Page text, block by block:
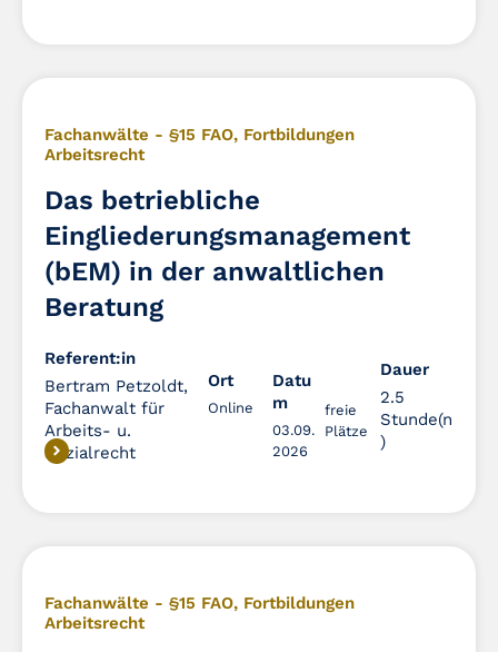
Fachanwälte - §15 FAO, Fortbildungen
Arbeitsrecht
Das betriebliche
Eingliederungsmanagement
(bEM) in der anwaltlichen
Beratung
Referent:in
Bertram Petzoldt,
Fachanwalt für
Arbeits- u.
Sozialrecht
Ort
Online
Datu
m
03.09.
2026
freie
Plätze
Dauer
2.5
Stunde(n
)
Fachanwälte - §15 FAO, Fortbildungen
Arbeitsrecht